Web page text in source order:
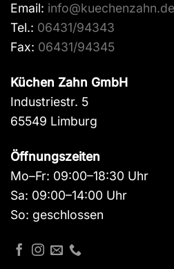
Email: info@kuechenzahn.de
Tel.: 06431/94343
Fax: 06431/94345
Küchen Zahn GmbH
Industriestr. 5
65549 Limburg
Öffnungszeiten
Mo–Fr: 09:00–18:30 Uhr
Sa: 09:00–14:00 Uhr
So: geschlossen